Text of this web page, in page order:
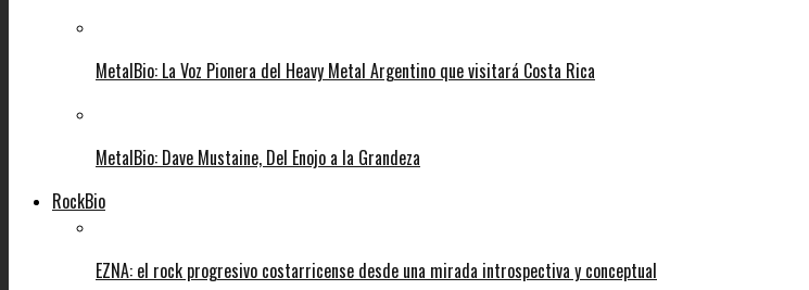
MetalBio: La Voz Pionera del Heavy Metal Argentino que visitará Costa Rica
MetalBio: Dave Mustaine, Del Enojo a la Grandeza
RockBio
EZNA: el rock progresivo costarricense desde una mirada introspectiva y conceptual